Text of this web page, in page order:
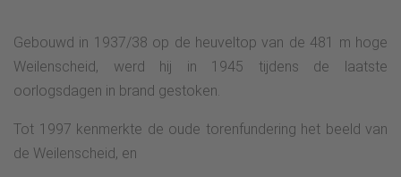
Gebouwd in 1937/38 op de heuveltop van de 481 m hoge
Weilenscheid, werd hij in 1945 tijdens de laatste
oorlogsdagen in brand gestoken.
Tot 1997 kenmerkte de oude torenfundering het beeld van
de Weilenscheid, en